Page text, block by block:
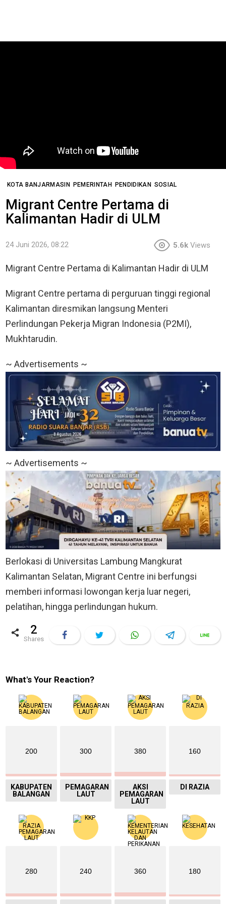
KOTA BANJARMASIN PEMERINTAH PENDIDIKAN SOSIAL
Migrant Centre Pertama di
Kalimantan Hadir di ULM
24 Juni 2026, 08:22 5.6k Views
Migrant Centre Pertama di Kalimantan Hadir di ULM
Migrant Centre pertama di perguruan tinggi regional
Kalimantan diresmikan langsung Menteri
Perlindungan Pekerja Migran Indonesia (P2MI),
Mukhtarudin.
~ Advertisements ~
~ Advertisements ~
Berlokasi di Universitas Lambung Mangkurat
Kalimantan Selatan, Migrant Centre ini berfungsi
memberi informasi lowongan kerja luar negeri,
pelatihan, hingga perlindungan hukum.
2
shares
What's Your Reaction?
200
KABUPATEN
BALANGAN
300
PEMAGARAN
LAUT
380
AKSI
PEMAGARAN
LAUT
160
DI RAZIA
280 240 360 180